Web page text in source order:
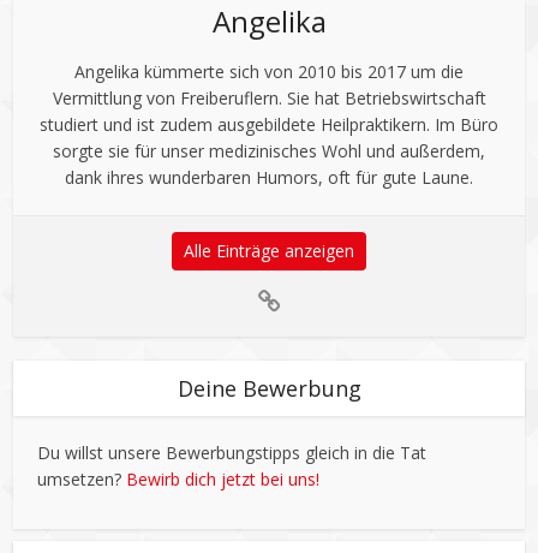
Angelika
Angelika kümmerte sich von 2010 bis 2017 um die
Vermittlung von Freiberuflern. Sie hat Betriebswirtschaft
studiert und ist zudem ausgebildete Heilpraktikern. Im Büro
sorgte sie für unser medizinisches Wohl und außerdem,
dank ihres wunderbaren Humors, oft für gute Laune.
Alle Einträge anzeigen
Deine Bewerbung
Du willst unsere Bewerbungstipps gleich in die Tat
umsetzen? Bewirb dich jetzt bei uns!